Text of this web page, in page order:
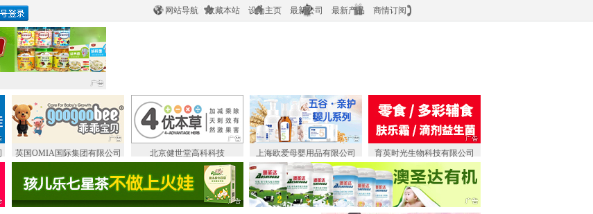
网站导航 收藏本站 设为主页 最新公司 最新产品 商情订阅
英国OMIA国际集团有限公司 北京健世堂高科科技 上海欧爱母婴用品有限公司 育英时光生物科技有限公司